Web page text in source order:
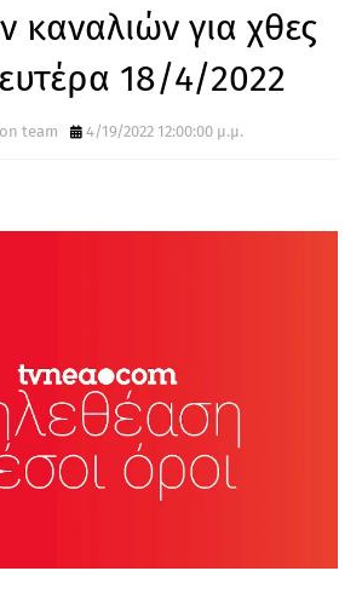
καναλιών για χθες
18/4/2022
team 4/19/2022 12:00:00 μ.μ.